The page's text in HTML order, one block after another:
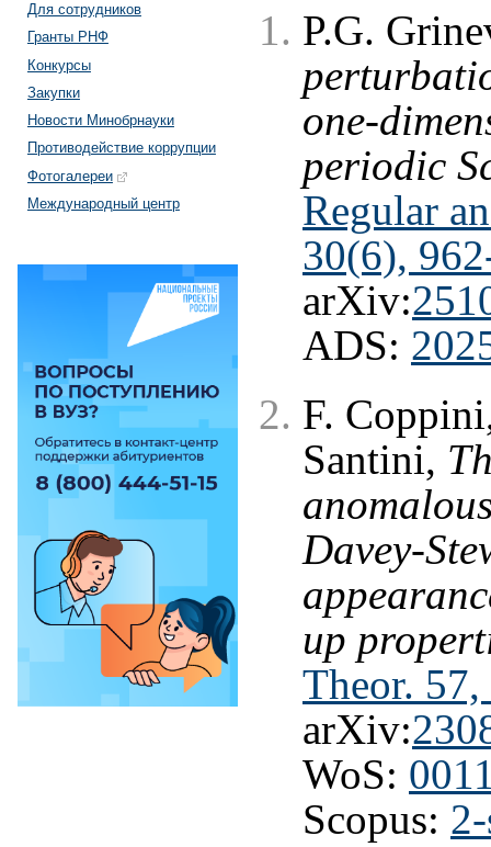
Для сотрудников
Гранты РНФ
Конкурсы
Закупки
Новости Минобрнауки
Противодействие коррупции
Фотогалереи
Международный центр
P.G.
one-
periodic
Regular
30(6),
arXiv:
ADS:
F.
Santini,
Davey-
up
Theor.
arXiv:
WoS:
Scopus: